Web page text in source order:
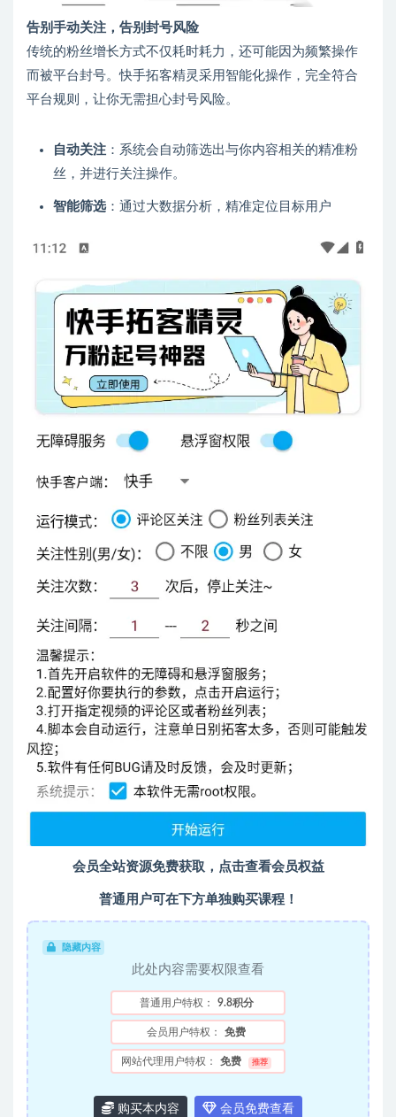
告别手动关注，告别封号风险
传统的粉丝增长方式不仅耗时耗力，还可能因为频繁操作
而被平台封号。快手拓客精灵采用智能化操作，完全符合
平台规则，让你无需担心封号风险。
自动关注 ：系统会自动筛选出与你内容相关的精准粉
丝，并进行关注操作。
智能筛选：通过大数据分析，精准定位目标用户
会员全站资源免费获取，点击查看会员权益
普通用户可在下方单独购买课程！
隐藏内容
此处内容需要权限查看
普通用户特权： 9.8积分
会员用户特权： 免费
网站代理用户特权： 免费 推荐
购买本内容 会员免费查看